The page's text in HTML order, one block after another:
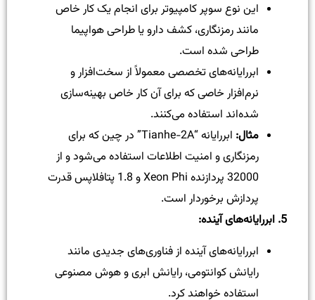
این نوع سوپر کامپیوتر برای انجام یک کار خاص
مانند رمزنگاری، کشف دارو یا طراحی هواپیما
طراحی شده است.
ابررایانه‌های تخصصی معمولاً از سخت‌افزار و
نرم‌افزار خاصی که برای آن کار خاص بهینه‌سازی
شده‌اند استفاده می‌کنند.
مثال:
ابررایانه “Tianhe-2A” در چین که برای
رمزنگاری و امنیت اطلاعات استفاده می‌شود و از
32000 پردازنده Xeon Phi و 1.8 پتافلاپس قدرت
پردازش برخوردار است.
5. ابررایانه‌های آینده:
ابررایانه‌های آینده از فناوری‌های جدیدی مانند
رایانش کوانتومی، رایانش ابری و هوش مصنوعی
استفاده خواهند کرد.